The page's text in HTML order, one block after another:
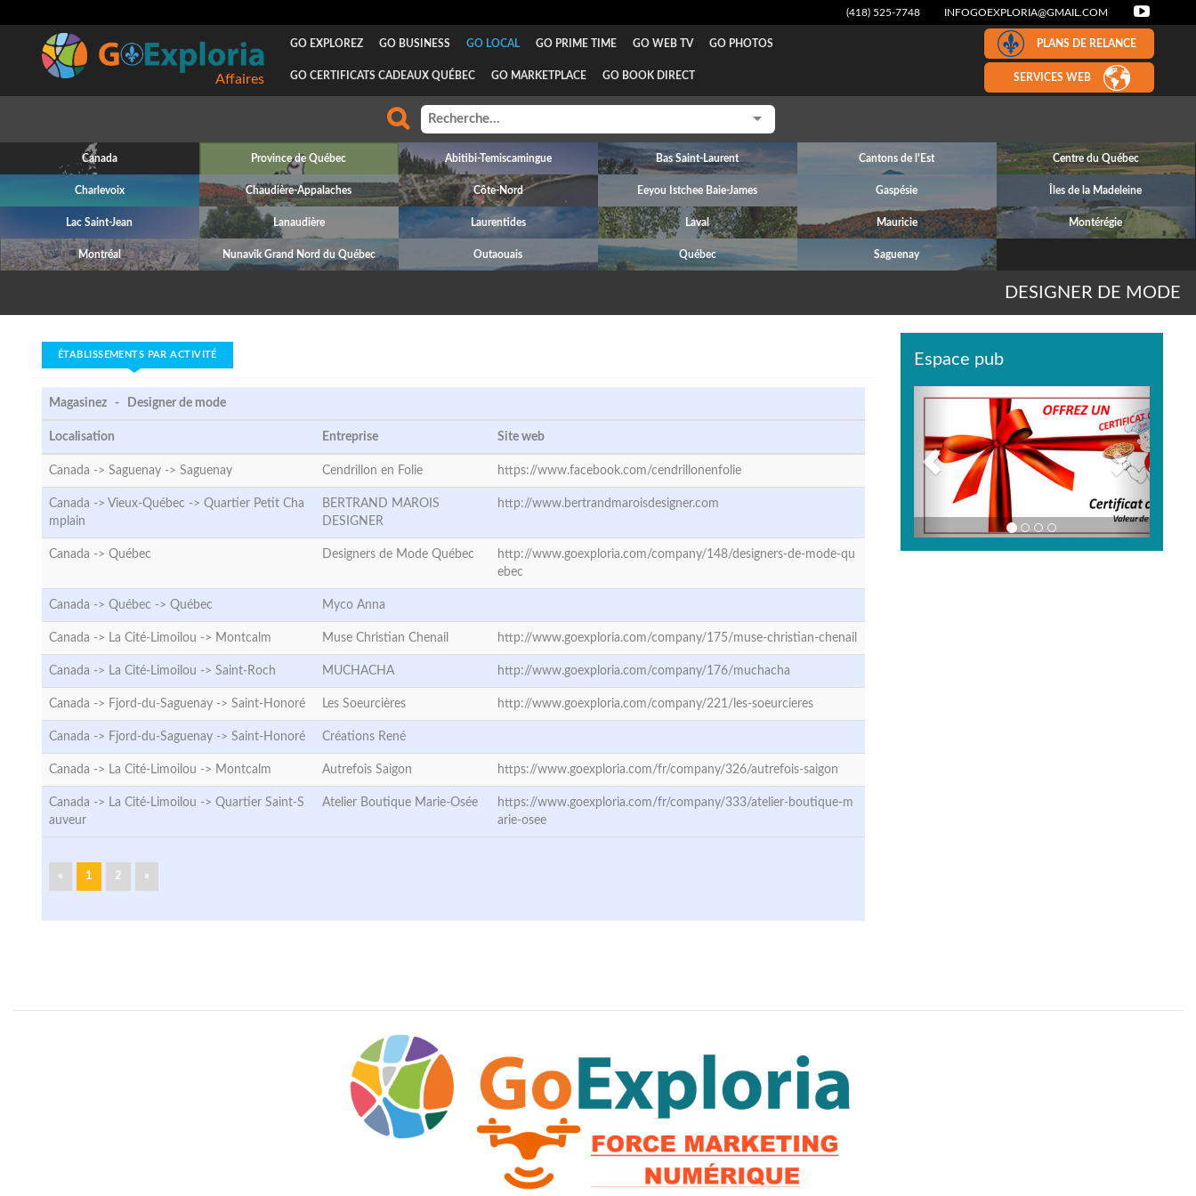
(418) 525-7748 INFOGOEXPLORIA@GMAIL.COM
Affaires
GO EXPLOREZ GO BUSINESS GO LOCAL GO PRIME TIME GO WEB TV GO PHOTOS
GO CERTIFICATS CADEAUX QUÉBEC GO MARKETPLACE GO BOOK DIRECT
PLANS DE RELANCE
SERVICES WEB
Canada Province de Québec Abitibi-Temiscamingue Bas Saint-Laurent Cantons de l'Est Centre du Québec
Charlevoix Chaudière-Appalaches Côte-Nord Eeyou Istchee Baie-James Gaspésie Îles de la Madeleine
Lac Saint-Jean Lanaudière Laurentides Laval Mauricie Montérégie
Montréal Nunavik Grand Nord du Québec Outaouais Québec Saguenay
DESIGNER DE MODE
ÉTABLISSEMENTS PAR ACTIVITÉ
Magasinez - Designer de mode
Localisation Entreprise Site web
Canada -> Saguenay -> Saguenay Cendrillon en Folie https://www.facebook.com/cendrillonenfolie
Canada -> Vieux-Québec -> Quartier Petit Cha
mplain
BERTRAND MAROIS
DESIGNER
http://www.bertrandmaroisdesigner.com
Canada -> Québec Designers de Mode Québec
http://www.goexploria.com/company/148/designers-de-mode-qu
ebec
Canada -> Québec -> Québec Myco Anna
Canada -> La Cité-Limoilou -> Montcalm Muse Christian Chenail http://www.goexploria.com/company/175/muse-christian-chenail
Canada -> La Cité-Limoilou -> Saint-Roch MUCHACHA http://www.goexploria.com/company/176/muchacha
Canada -> Fjord-du-Saguenay -> Saint-Honoré Les Soeurcières http://www.goexploria.com/company/221/les-soeurcieres
Canada -> Fjord-du-Saguenay -> Saint-Honoré Créations René
Canada -> La Cité-Limoilou -> Montcalm Autrefois Saigon https://www.goexploria.com/fr/company/326/autrefois-saigon
Canada -> La Cité-Limoilou -> Quartier Saint-S
auveur
Atelier Boutique Marie-Osée
https://www.goexploria.com/fr/company/333/atelier-boutique-m
arie-osee
« 1 2 »
Espace pub
Previous
Next